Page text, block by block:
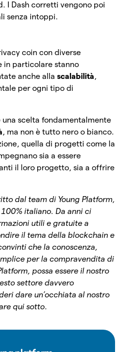
I Dash corretti vengono poi
senza intoppi.
coin con diverse
in particolare stanno
anche alla scalabilità,
per ogni tipo di
scelta fondamentalmente
, ma non è tutto nero o bianco.
quella di progetti come la
sia a essere
il loro progetto, sia a offrire
dal team di Young Platform,
italiano. Da anni ci
utili e gratuite a
il tema della blockchain e
che la conoscenza,
per la compravendita di
possa essere il nostro
settore davvero
dare un’occhiata al nostro
qui sotto.